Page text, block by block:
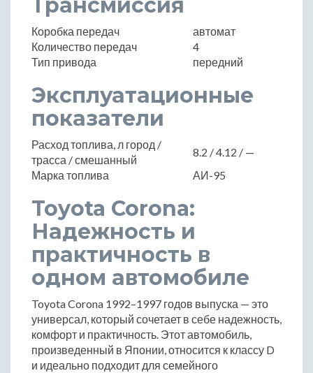
Трансмиссия
Коробка передач
автомат
Количество передач
4
Тип привода
передний
Эксплуатационные
показатели
Расход топлива, л город /
трасса / смешанный
8.2 / 4.12 / —
Марка топлива
АИ-95
Toyota Corona:
Надежность и
практичность в
одном автомобиле
Toyota Corona 1992–1997 годов выпуска — это
универсал, который сочетает в себе надежность,
комфорт и практичность. Этот автомобиль,
произведенный в Японии, относится к классу D
и идеально подходит для семейного